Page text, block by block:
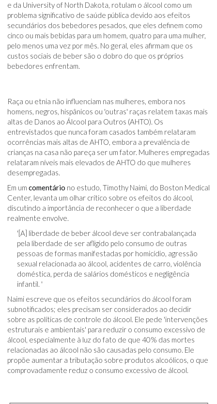
e da University of North Dakota, rotulam o álcool como um
problema significativo de saúde pública devido aos efeitos
secundários dos bebedores pesados, que eles definem como
cinco ou mais bebidas para um homem, quatro para uma mulher,
pelo menos uma vez por mês. No geral, eles afirmam que os
custos sociais de beber são o dobro do que os próprios
bebedores enfrentam.
Raça ou etnia não influenciam nas mulheres, embora nos
homens, negros, hispânicos ou 'outras' raças relatem taxas mais
altas de Danos ao Álcool para Outros (AHTO). Os
entrevistados que nunca foram casados ​​também relataram
ocorrências mais altas de AHTO, embora a prevalência de
crianças na casa não pareça ser um fator. Mulheres empregadas
relataram níveis mais elevados de AHTO do que mulheres
desempregadas.
Em um comentário no estudo, Timothy Naimi, do Boston Medical
Center, levanta um olhar crítico sobre os efeitos do álcool,
discutindo a importância de reconhecer o que a liberdade
realmente envolve.
'[A] liberdade de beber álcool deve ser contrabalançada
pela liberdade de ser afligido pelo consumo de outras
pessoas de formas manifestadas por homicídio, agressão
sexual relacionada ao álcool, acidentes de carro, violência
doméstica, perda de salários domésticos e negligência
infantil. '
Naimi escreve que os efeitos secundários do álcool foram
subnotificados; eles precisam ser considerados ao decidir
sobre as políticas de controle do álcool. Ele pede 'intervenções
estruturais e ambientais' para reduzir o consumo excessivo de
álcool, especialmente à luz do fato de que 40% das mortes
relacionadas ao álcool não são causadas pelo consumo. Ele
propõe aumentar a tributação sobre produtos alcoólicos, o que
comprovadamente reduz o consumo excessivo de álcool.